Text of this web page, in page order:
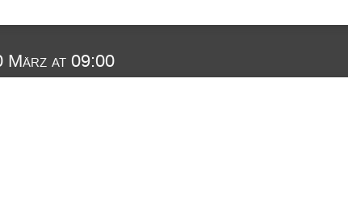
März at 09:00